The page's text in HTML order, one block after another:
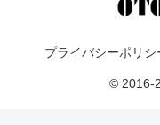
プライバシーポリシ
© 2016-